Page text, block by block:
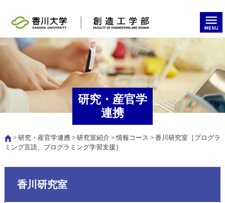
研究・産官学
連携
> 研究・産官学連携> 研究室紹介>情報コース > 香川研究室［プログラ
ミング言語、プログラミング学習支援］
香川研究室